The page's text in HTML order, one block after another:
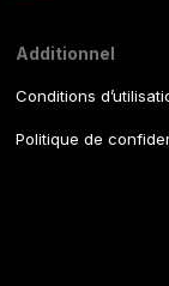
Additionnel
Conditions
Politique de